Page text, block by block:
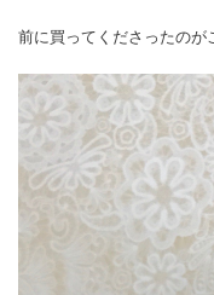
前に買ってくださったのが